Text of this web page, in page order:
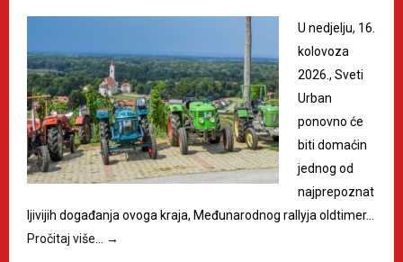
U nedjelju, 16.
kolovoza
2026., Sveti
Urban
ponovno će
biti domaćin
jednog od
najprepoznat
ljivijih događanja ovoga kraja, Međunarodnog rallyja oldtimer…
Pročitaj više…
→